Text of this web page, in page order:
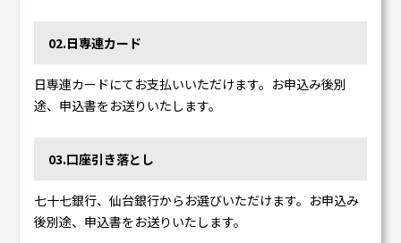
02.日専連カード
日専連カードにてお支払いいただけます。お申込み後別
途、申込書をお送りいたします。
03.口座引き落とし
七十七銀行、仙台銀行からお選びいただけます。お申込み
後別途、申込書をお送りいたします。